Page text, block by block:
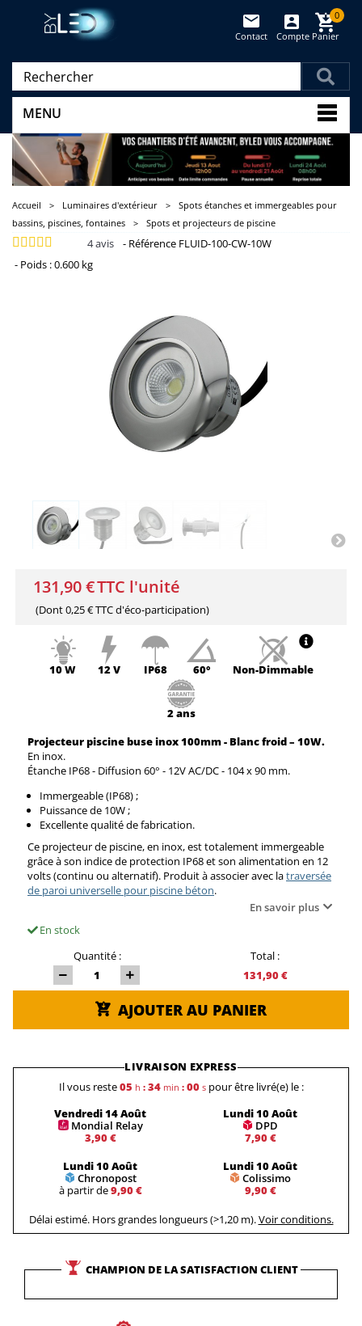
Panier
0
Compte
Contact
MENU
Accueil > Luminaires d'extérieur >
Spots étanches et immergeables pour
bassins, piscines, fontaines
> Spots et projecteurs de piscine
4avis - Référence FLUID-100-CW-10W
- Poids :0.600 kg
131,90 €TTC l'unité
(Dont0,25 € TTCd'éco-participation)
10 W 12 V IP68 60° Non-Dimmable
2 ans
Projecteur piscine buse inox 100mm - Blanc froid – 10W.
En inox.
Étanche IP68 - Diffusion 60° - 12V AC/DC - 104 x 90 mm.
Immergeable (IP68) ;
Puissance de 10W ;
Excellente qualité de fabrication.
Ce projecteur de piscine, en inox, est totalement immergeable
grâce à son indice de protection IP68 et son alimentation en 12
volts (continu ou alternatif). Produit à associer avec latraversée
de paroi universelle pour piscine béton.
En savoir plus
En stock
Quantité :
Total :
131,90 €
AJOUTER AU PANIER
LIVRAISON EXPRESS
Il vous reste05 h : 33min : 59s pour être livré(e) le :
Vendredi 14 Août
Mondial Relay
3,90 €
Lundi 10 Août
DPD
7,90 €
Lundi 10 Août
Chronopost
à partir de9,90 €
Lundi 10 Août
Colissimo
9,90 €
Délai estimé. Hors grandes longueurs (>1,20 m).Voir conditions.
CHAMPION DE LA SATISFACTION CLIENT